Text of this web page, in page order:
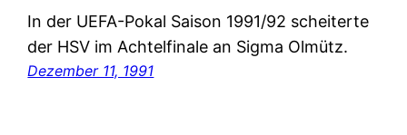
In der UEFA-Pokal Saison 1991/92 scheiterte
der HSV im Achtelfinale an Sigma Olmütz.
Dezember 11, 1991